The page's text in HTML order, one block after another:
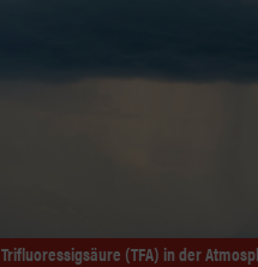
Trifluoressigsäure (TFA) in der